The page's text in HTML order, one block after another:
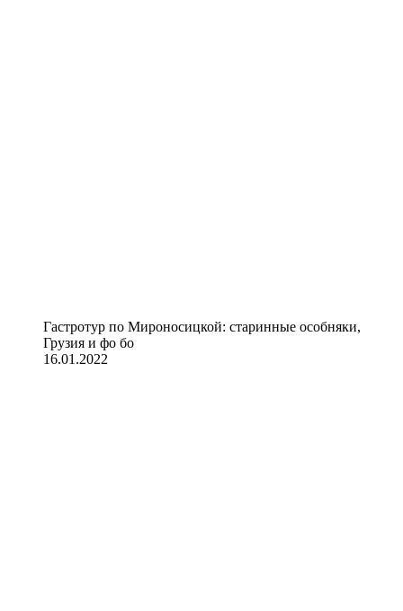
Гастротур по Мироносицкой: старинные особняки,
Грузия и фо бо
16.01.2022